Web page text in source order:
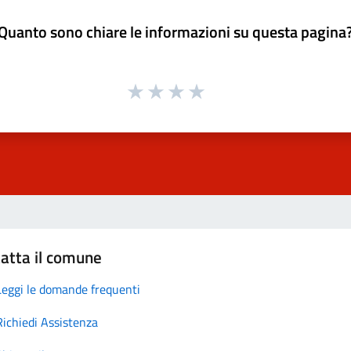
sono chiare le informazioni su questa
il comune
le domande frequenti
Assistenza